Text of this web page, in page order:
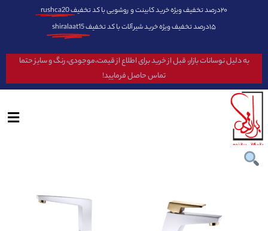
۲۰درصد تخفیف ویژه خرید کابینت و روشویی با کد تخفیف
rushca20
۱۵درصد تخفیف ویژه خرید شیرآلات با کد تخفیف
shiralaat15
به دلیل نوسانات بازار، قبل از خرید برای اطلاع از قیمت،موجودی، رنگ و سایز حتما
تماس حاصل فرمایید!